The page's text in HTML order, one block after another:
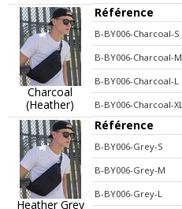
Charcoal
(Heather)
Référence
B-BY006-Charcoal-S
B-BY006-Charcoal-M
B-BY006-Charcoal-L
B-BY006-Charcoal-XL
Heather Grey
Référence
B-BY006-Grey-S
B-BY006-Grey-M
B-BY006-Grey-L